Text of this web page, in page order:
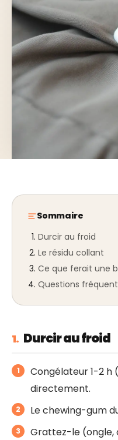
Sommaire
Durcir au froid
Le résidu collant
Ce que ferait une
Questions
1. Durcir au froid
Congélateur 1-2 h
directement.
Le chewing-gum
Grattez-le (ongle,